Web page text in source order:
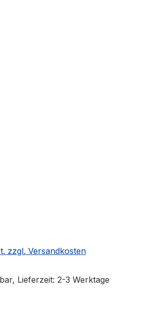
zzgl. Versandkosten
Lieferzeit: 2-3 Werktage